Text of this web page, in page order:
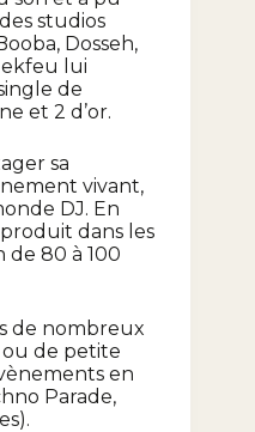
studios
Dosseh,
lui
de
et 2 d’or.
sa
vivant,
DJ. En
dans les
de 80 à 100
de nombreux
ou de petite
en
Parade,